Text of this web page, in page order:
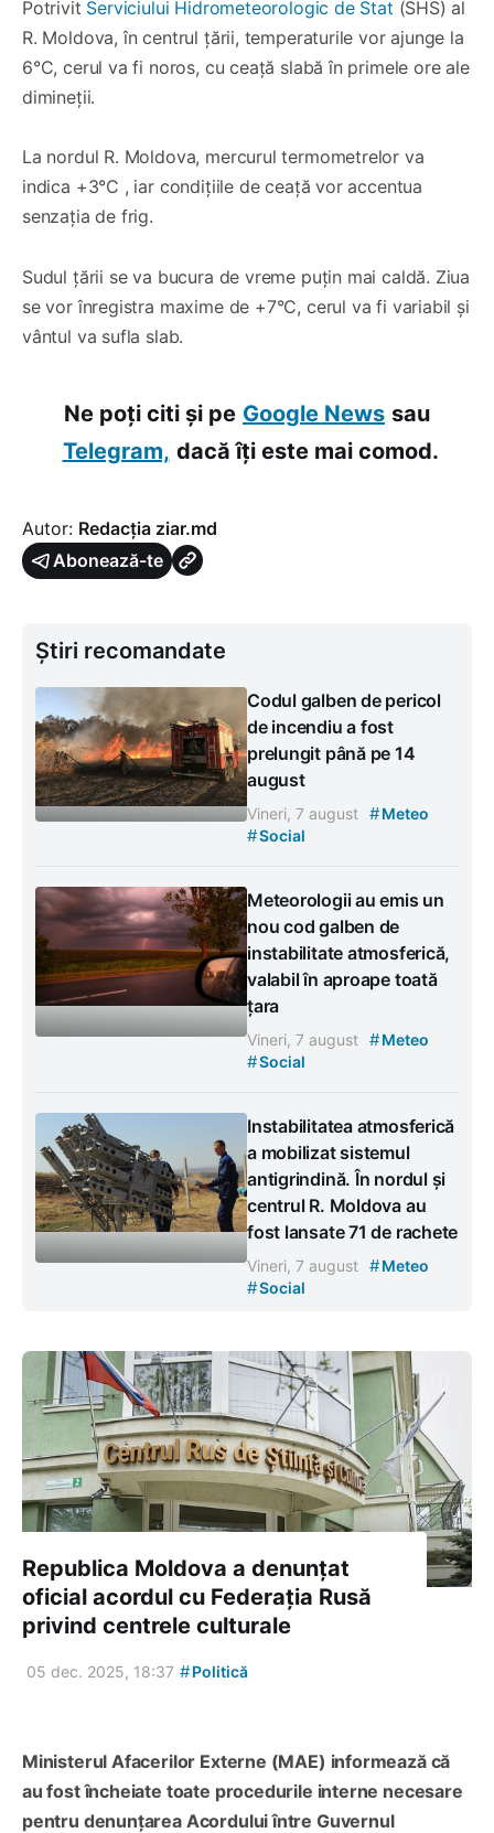
Potrivit Serviciului Hidrometeorologic de Stat (SHS) al
R. Moldova, în centrul țării, temperaturile vor ajunge la
6°C, cerul va fi noros, cu ceață slabă în primele ore ale
dimineții.
La nordul R. Moldova, mercurul termometrelor va
indica +3°C , iar condițiile de ceață vor accentua
senzația de frig.
Sudul țării se va bucura de vreme puțin mai caldă. Ziua
se vor înregistra maxime de +7°C, cerul va fi variabil și
vântul va sufla slab.
Ne poți citi și pe Google News sau
Telegram, dacă îți este mai comod.
Autor: Redacția ziar.md
Abonează-te
Știri recomandate
Codul galben de pericol
de incendiu a fost
prelungit până pe 14
august
Vineri, 7 august #Meteo
#Social
Meteorologii au emis un
nou cod galben de
instabilitate atmosferică,
valabil în aproape toată
țara
Vineri, 7 august #Meteo
#Social
Instabilitatea atmosferică
a mobilizat sistemul
antigrindină. În nordul și
centrul R. Moldova au
fost lansate 71 de rachete
Vineri, 7 august #Meteo
#Social
Republica Moldova a denunțat
oficial acordul cu Federația Rusă
privind centrele culturale
05 dec. 2025, 18:37 #Politică
Ministerul Afacerilor Externe (MAE) informează că
au fost încheiate toate procedurile interne necesare
pentru denunțarea Acordului între Guvernul